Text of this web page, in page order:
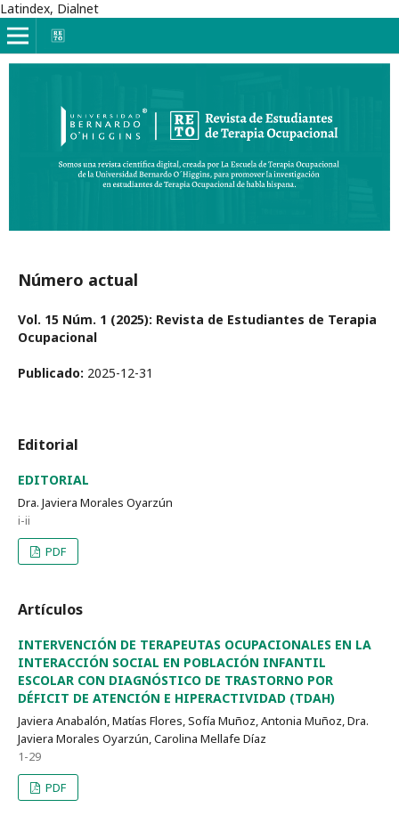
Latindex, Dialnet
Número actual
Vol. 15 Núm. 1 (2025): Revista de Estudiantes de Terapia
Ocupacional
Publicado: 2025-12-31
Editorial
EDITORIAL
Dra. Javiera Morales Oyarzún
i-ii
PDF
Artículos
INTERVENCIÓN DE TERAPEUTAS OCUPACIONALES EN LA
INTERACCIÓN SOCIAL EN POBLACIÓN INFANTIL
ESCOLAR CON DIAGNÓSTICO DE TRASTORNO POR
DÉFICIT DE ATENCIÓN E HIPERACTIVIDAD (TDAH)
Javiera Anabalón, Matías Flores, Sofía Muñoz, Antonia Muñoz, Dra.
Javiera Morales Oyarzún, Carolina Mellafe Díaz
1-29
PDF